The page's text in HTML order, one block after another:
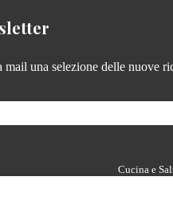
una selezione delle nuove
Cucina e